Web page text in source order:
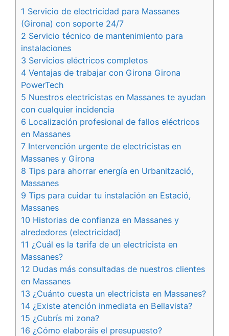
1 Servicio de electricidad para Massanes
(Girona) con soporte 24/7
2 Servicio técnico de mantenimiento para
instalaciones
3 Servicios eléctricos completos
4 Ventajas de trabajar con Girona Girona
PowerTech
5 Nuestros electricistas en Massanes te ayudan
con cualquier incidencia
6 Localización profesional de fallos eléctricos
en Massanes
7 Intervención urgente de electricistas en
Massanes y Girona
8 Tips para ahorrar energía en Urbanització,
Massanes
9 Tips para cuidar tu instalación en Estació,
Massanes
10 Historias de confianza en Massanes y
alrededores (electricidad)
11 ¿Cuál es la tarifa de un electricista en
Massanes?
12 Dudas más consultadas de nuestros clientes
en Massanes
13 ¿Cuánto cuesta un electricista en Massanes?
14 ¿Existe atención inmediata en Bellavista?
15 ¿Cubrís mi zona?
16 ¿Cómo elaboráis el presupuesto?